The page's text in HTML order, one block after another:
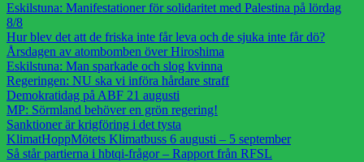
Eskilstuna: Manifestationer för solidaritet med Palestina på lördag
8/8
Hur blev det att de friska inte får leva och de sjuka inte får dö?
Årsdagen av atombomben över Hiroshima
Eskilstuna: Man sparkade och slog kvinna
Regeringen: NU ska vi införa hårdare straff
Demokratidag på ABF 21 augusti
MP: Sörmland behöver en grön regering!
Sanktioner är krigföring i det tysta
KlimatHoppMötets Klimatbuss 6 augusti – 5 september
Så står partierna i hbtqi-frågor – Rapport från RFSL